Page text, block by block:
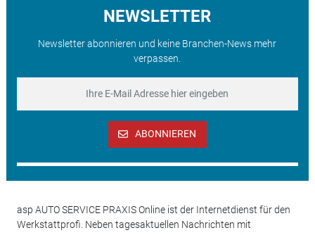
NEWSLETTER
Newsletter abonnieren und keine Branchen-News mehr
verpassen.
ABONNIEREN
asp AUTO SERVICE PRAXIS Online ist der Internetdienst für den
Werkstattprofi. Neben tagesaktuellen Nachrichten mit